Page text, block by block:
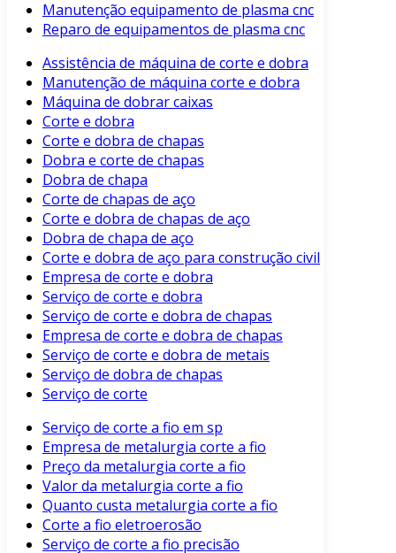
Manutenção equipamento de plasma cnc
Reparo de equipamentos de plasma cnc
Assistência de máquina de corte e dobra
Manutenção de máquina corte e dobra
Máquina de dobrar caixas
Corte e dobra
Corte e dobra de chapas
Dobra e corte de chapas
Dobra de chapa
Corte de chapas de aço
Corte e dobra de chapas de aço
Dobra de chapa de aço
Corte e dobra de aço para construção civil
Empresa de corte e dobra
Serviço de corte e dobra
Serviço de corte e dobra de chapas
Empresa de corte e dobra de chapas
Serviço de corte e dobra de metais
Serviço de dobra de chapas
Serviço de corte
Serviço de corte a fio em sp
Empresa de metalurgia corte a fio
Preço da metalurgia corte a fio
Valor da metalurgia corte a fio
Quanto custa metalurgia corte a fio
Corte a fio eletroerosão
Serviço de corte a fio precisão